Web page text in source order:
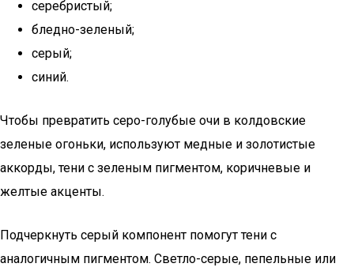
серебристый;
бледно-зеленый;
серый;
синий.
Чтобы превратить серо-голубые очи в колдовские
зеленые огоньки, используют медные и золотистые
аккорды, тени с зеленым пигментом, коричневые и
желтые акценты.
Подчеркнуть серый компонент помогут тени с
аналогичным пигментом. Светло-серые, пепельные или